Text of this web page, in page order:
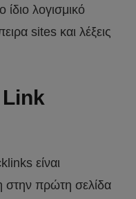
λογισμικό
sites και λέξεις
είναι
στην πρώτη σελίδα